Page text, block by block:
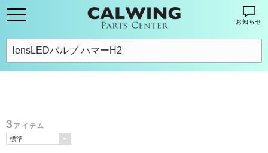
お知らせ
3 アイテム